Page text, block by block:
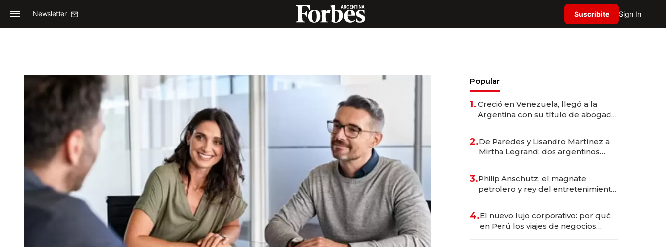
Newsletter Suscribite Sign In
Popular
1. Creció en Venezuela, llegó a la
Argentina con su título de abogado
marcas "fast premium"
2.De Paredes y Lisandro Martínez a
Mirtha Legrand: dos argentinos
3.Philip Anschutz, el magnate
petrolero y rey del entretenimiento
4.El nuevo lujo corporativo: por qué
en Perú los viajes de negocios